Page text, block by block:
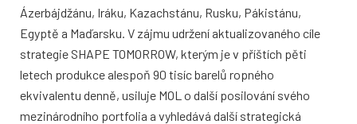
Ázerbájdžánu, Iráku, Kazachstánu, Rusku, Pákistánu,
Egyptě a Maďarsku. V zájmu udržení aktualizovaného cíle
strategie SHAPE TOMORROW, kterým je v příštích pěti
letech produkce alespoň 90 tisíc barelů ropného
ekvivalentu denně, usiluje MOL o další posilování svého
mezinárodního portfolia a vyhledává další strategická